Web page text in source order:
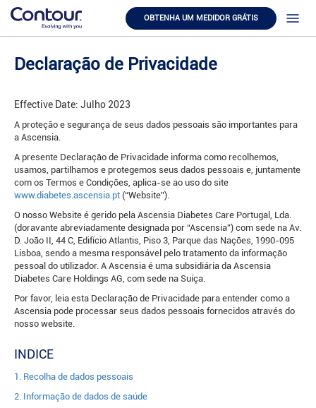
OBTENHA UM MEDIDOR GRÁTIS
Declaração de Privacidade
Effective Date: Julho 2023
A proteção e segurança de seus dados pessoais são importantes para
a Ascensia.
A presente Declaração de Privacidade informa como recolhemos,
usamos, partilhamos e protegemos seus dados pessoais e, juntamente
com os Termos e Condições, aplica-se ao uso do site
www.diabetes.ascensia.pt (“Website”).
O nosso Website é gerido pela Ascensia Diabetes Care Portugal, Lda.
(doravante abreviadamente designada por “Ascensia”) com sede na Av.
D. João II, 44 C, Edifício Atlantis, Piso 3, Parque das Nações, 1990-095
Lisboa, sendo a mesma responsável pelo tratamento da informação
pessoal do utilizador. A Ascensia é uma subsidiária da Ascensia
Diabetes Care Holdings AG, com sede na Suíça.
Por favor, leia esta Declaração de Privacidade para entender como a
Ascensia pode processar seus dados pessoais fornecidos através do
nosso website.
INDICE
1. Recolha de dados pessoais
2. Informação de dados de saúde